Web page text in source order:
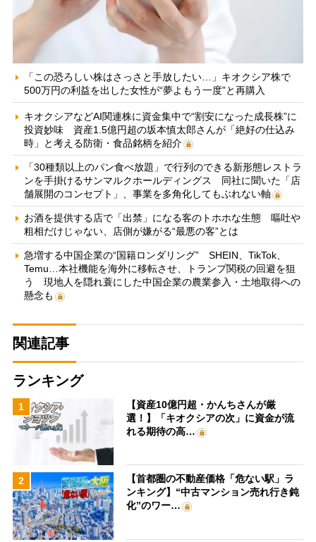
「この恐ろしい株はさっさと手放したい…」キオクシア株で
500万円の利益を出した女性が“夢よもう一度”と再購入
キオクシアなどAI関連株に資金集中で“割安になった成長株”に
投資妙味 資産1.5億円超の坂本慎太郎さんが「絶好の仕込み
時」と考える防衛・食品銘柄を紹介
「30種類以上のパン食べ放題」で行列のできる新形態レストラ
ンを手掛けるサンマルクホールディングス 同社に聞いた「店
舗展開のコンセプト」、事業を多角化してもぶれない軸
お酒を提供する店で「出禁」になる客のトホホな生態 嘔吐や
粗相だけじゃない、店側が嫌がる“最悪の客”とは
急増する中国企業の“国籍ロンダリング” SHEIN、TikTok、
Temu…本社機能を海外に移転させ、トランプ関税の回避を狙
う 現地人を隠れ蓑にした中国企業の農業参入・土地取得への
懸念も
関連記事
ランキング
1
【資産10億円超・かんちさんが厳
選！】「キオクシアの次」に資金が流
れる期待の高…
2
【首都圏の不動産価格「危ない駅」ラ
ンキング】“中古マンション売れ行き鈍
化”のワー…